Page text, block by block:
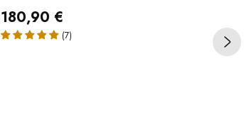
180,90 €
(7)